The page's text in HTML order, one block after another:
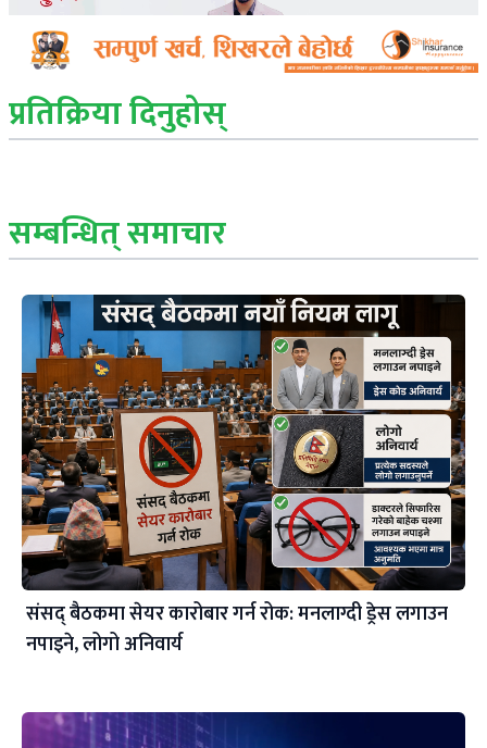
प्रतिक्रिया दिनुहोस्
सम्बन्धित् समाचार
संसद् बैठकमा सेयर कारोबार गर्न रोक: मनलाग्दी ड्रेस लगाउन
नपाइने, लोगो अनिवार्य